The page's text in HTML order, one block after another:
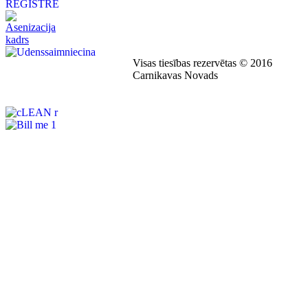
Visas tiesības rezervētas © 2016
Carnikavas Novads